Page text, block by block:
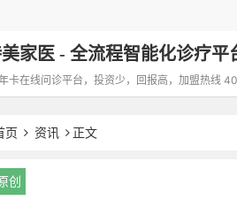
家医 - 全流程智能化诊疗平
卡在线问诊平台，投资少，回报高，加盟热线
页 资讯 正文
创